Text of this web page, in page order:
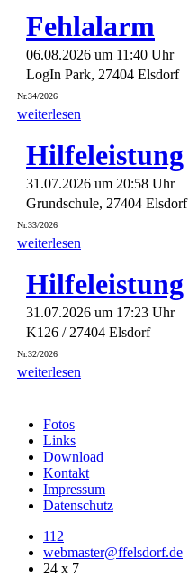
Fehlalarm
06.08.2026 um 11:40 Uhr
LogIn Park, 27404 Elsdorf
Nr.34/2026
weiterlesen
Hilfeleistung
31.07.2026 um 20:58 Uhr
Grundschule, 27404 Elsdorf
Nr.33/2026
weiterlesen
Hilfeleistung
31.07.2026 um 17:23 Uhr
K126 / 27404 Elsdorf
Nr.32/2026
weiterlesen
Fotos
Links
Download
Kontakt
Impressum
Datenschutz
112
webmaster@ffelsdorf.de
24 x 7